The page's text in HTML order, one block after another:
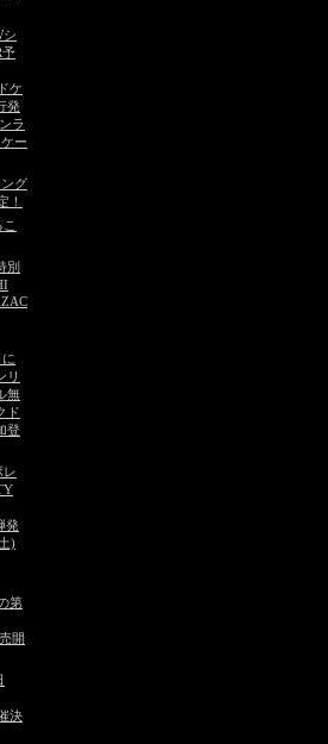
シ
予
ケ
発
ラ
ー
グ
！
別
リ
無
ド
登
レ
発
)
第
開
決